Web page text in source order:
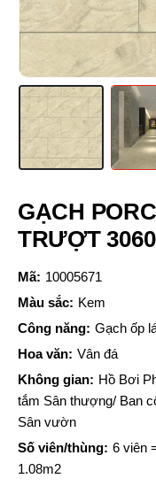
GẠCH
TRƯỢT
Mã: 10005671
Màu sắc: Kem
Công năng: Gạch ốp
Hoa văn: Vân đá
Không gian: Hồ Bơi
tắm Sân thượng/ Ban
Sân vườn
Số viên/thùng: 6 viên
1.08m2